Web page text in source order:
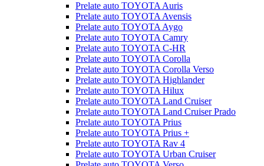
Prelate auto TOYOTA Auris
Prelate auto TOYOTA Avensis
Prelate auto TOYOTA Aygo
Prelate auto TOYOTA Camry
Prelate auto TOYOTA C-HR
Prelate auto TOYOTA Corolla
Prelate auto TOYOTA Corolla Verso
Prelate auto TOYOTA Highlander
Prelate auto TOYOTA Hilux
Prelate auto TOYOTA Land Cruiser
Prelate auto TOYOTA Land Cruiser Prado
Prelate auto TOYOTA Prius
Prelate auto TOYOTA Prius +
Prelate auto TOYOTA Rav 4
Prelate auto TOYOTA Urban Cruiser